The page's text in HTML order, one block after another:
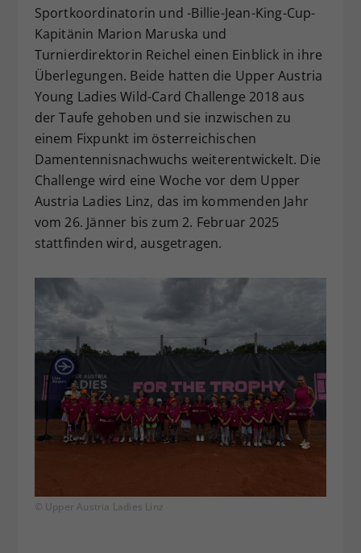
Sportkoordinatorin und -Billie-Jean-King-Cup-
Kapitänin Marion Maruska und
Turnierdirektorin Reichel einen Einblick in ihre
Überlegungen. Beide hatten die Upper Austria
Young Ladies Wild-Card Challenge 2018 aus
der Taufe gehoben und sie inzwischen zu
einem Fixpunkt im österreichischen
Damentennisnachwuchs weiterentwickelt. Die
Challenge wird eine Woche vor dem Upper
Austria Ladies Linz, das im kommenden Jahr
vom 26. Jänner bis zum 2. Februar 2025
stattfinden wird, ausgetragen.
© Upper Austria Ladies Linz